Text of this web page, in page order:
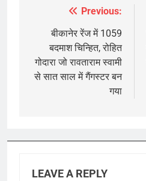
navigation
Previous:
बीकानेर रेंज में 1059
बदमाश चिन्हित, रोहित
गोदारा जो रावताराम स्वामी
से सात साल में गैंगस्टर बन
गया
LEAVE A REPLY